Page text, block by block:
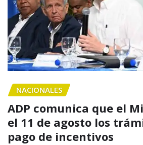
NACIONALES
ADP comunica que el
el 11 de agosto los
pago de incentivos